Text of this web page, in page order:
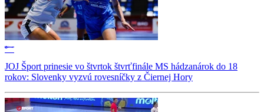
JOJ Šport prinesie vo štvrtok štvrťfinále MS hádzanárok do 18
rokov: Slovenky vyzvú rovesníčky z Čiernej Hory